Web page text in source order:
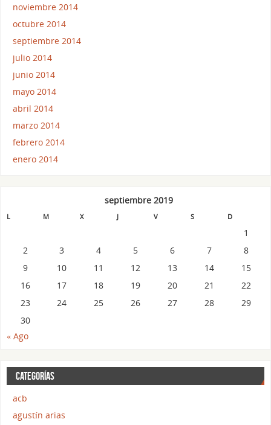
noviembre 2014
octubre 2014
septiembre 2014
julio 2014
junio 2014
mayo 2014
abril 2014
marzo 2014
febrero 2014
enero 2014
septiembre 2019
L M X J V S D
« Ago
1
2
3 4 5 6 7
8
9
10 11 12 13 14
15
16
17 18 19 20 21
22
23
24 25 26 27 28
29
30
CATEGORÍAS
acb
agustín arias